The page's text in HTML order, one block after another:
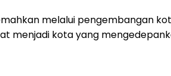
melalui pengembangan
menjadi kota yang